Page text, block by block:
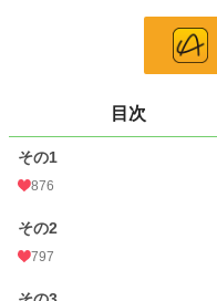
2020.11.16 19:32
2020.11.15 18:53
週間ポイント
月間ポイント
年間ポイント
目次
その1
876
その2
797